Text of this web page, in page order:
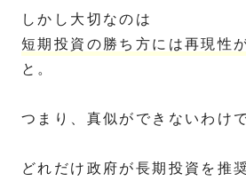
しかし大切なのは
短期投資の勝ち方には再現性
と。
つまり、真似ができないわけ
どれだけ政府が長期投資を推